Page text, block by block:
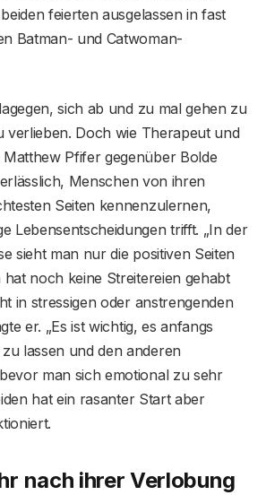
feierten ausgelassen in fast
Batman- und Catwoman-
sich ab und zu mal gehen zu
verlieben. Doch wie Therapeut und
Pfifer gegenüber Bolde
Menschen von ihren
Seiten kennenzulernen,
Lebensentscheidungen trifft. „In der
sieht man nur die positiven Seiten
noch keine Streitereien gehabt
in stressigen oder anstrengenden
er. „Es ist wichtig, es anfangs
lassen und den anderen
man sich emotional zu sehr
hat ein rasanter Start aber
nach ihrer Verlobung